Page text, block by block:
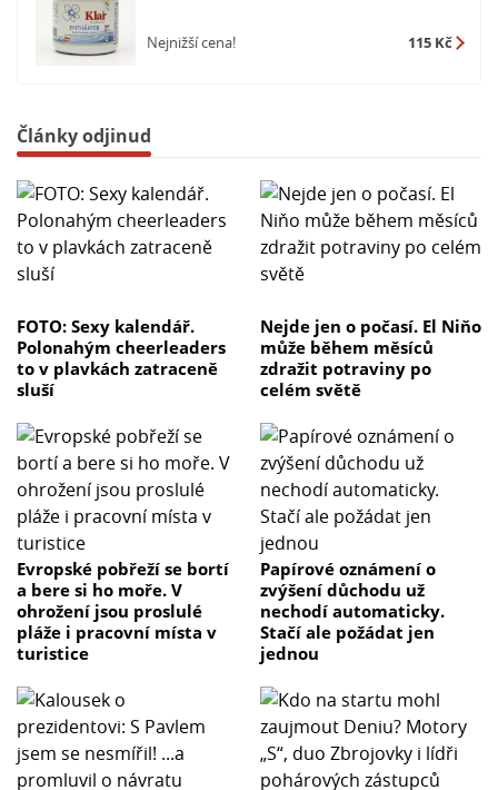
Nejnižší cena! 115 Kč
Články odjinud
FOTO: Sexy kalendář.
Polonahým cheerleaders
to v plavkách zatraceně
sluší
Nejde jen o počasí. El Niňo
může během měsíců
zdražit potraviny po
celém světě
Evropské pobřeží se bortí
a bere si ho moře. V
ohrožení jsou proslulé
pláže i pracovní místa v
turistice
Papírové oznámení o
zvýšení důchodu už
nechodí automaticky.
Stačí ale požádat jen
jednou